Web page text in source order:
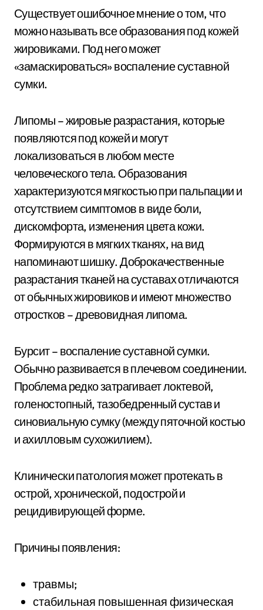
Существует ошибочное мнение о том, что
можно называть все образования под кожей
жировиками. Под него может
«замаскироваться» воспаление суставной
сумки.
Липомы – жировые разрастания, которые
появляются под кожей и могут
локализоваться в любом месте
человеческого тела. Образования
характеризуются мягкостью при пальпации и
отсутствием симптомов в виде боли,
дискомфорта, изменения цвета кожи.
Формируются в мягких тканях, на вид
напоминают шишку. Доброкачественные
разрастания тканей на суставах отличаются
от обычных жировиков и имеют множество
отростков – древовидная липома.
Бурсит – воспаление суставной сумки.
Обычно развивается в плечевом соединении.
Проблема редко затрагивает локтевой,
голеностопный, тазобедренный сустав и
синовиальную сумку (между пяточной костью
и ахилловым сухожилием).
Клинически патология может протекать в
острой, хронической, подострой и
рецидивирующей форме.
Причины появления:
травмы;
стабильная повышенная физическая